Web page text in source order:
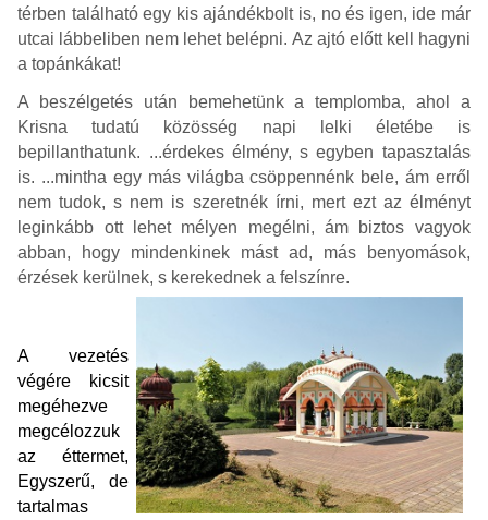
térben található egy kis ajándékbolt is, no és igen, ide már
utcai lábbeliben nem lehet belépni. Az ajtó előtt kell hagyni
a topánkákat!
A beszélgetés után bemehetünk a templomba, ahol a
Krisna tudatú közösség napi lelki életébe is
bepillanthatunk. ...érdekes élmény, s egyben tapasztalás
is. ...mintha egy más világba csöppennénk bele, ám erről
nem tudok, s nem is szeretnék írni, mert ezt az élményt
leginkább ott lehet mélyen megélni, ám biztos vagyok
abban, hogy mindenkinek mást ad, más benyomások,
érzések kerülnek, s kerekednek a felszínre.
A vezetés
végére kicsit
megéhezve
megcélozzuk
az éttermet,
Egyszerű, de
tartalmas